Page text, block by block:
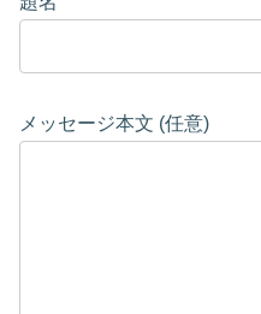
メッセージ本文 (任意)